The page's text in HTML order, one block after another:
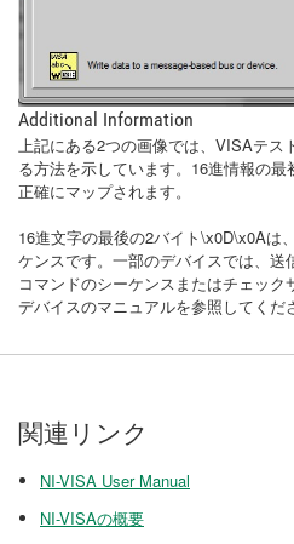
Additional Information
上記にある2つの画像では、VISAテス
る方法を示しています。16進情報の
正確にマップされます。
16進文字の最後の2バイト\x0D\x0Aは
ケンスです。一部のデバイスでは、
コマンドのシーケンスまたはチェッ
デバイスのマニュアルを参照してくだ
関連リンク
NI-VISA User Manual
NI-VISAの概要